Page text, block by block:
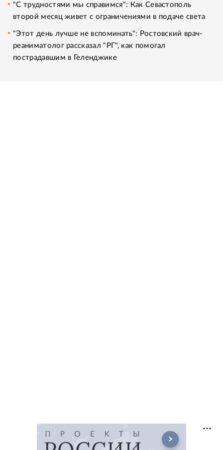
"С трудностями мы справимся": Как Севастополь
второй месяц живет с ограничениями в подаче света
"Этот день лучше не вспоминать": Ростовский врач-
реаниматолог рассказал "РГ", как помогал
пострадавшим в Геленджике